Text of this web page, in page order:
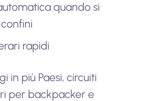
quando si
rapidi
in più Paesi, circuiti
per backpacker e